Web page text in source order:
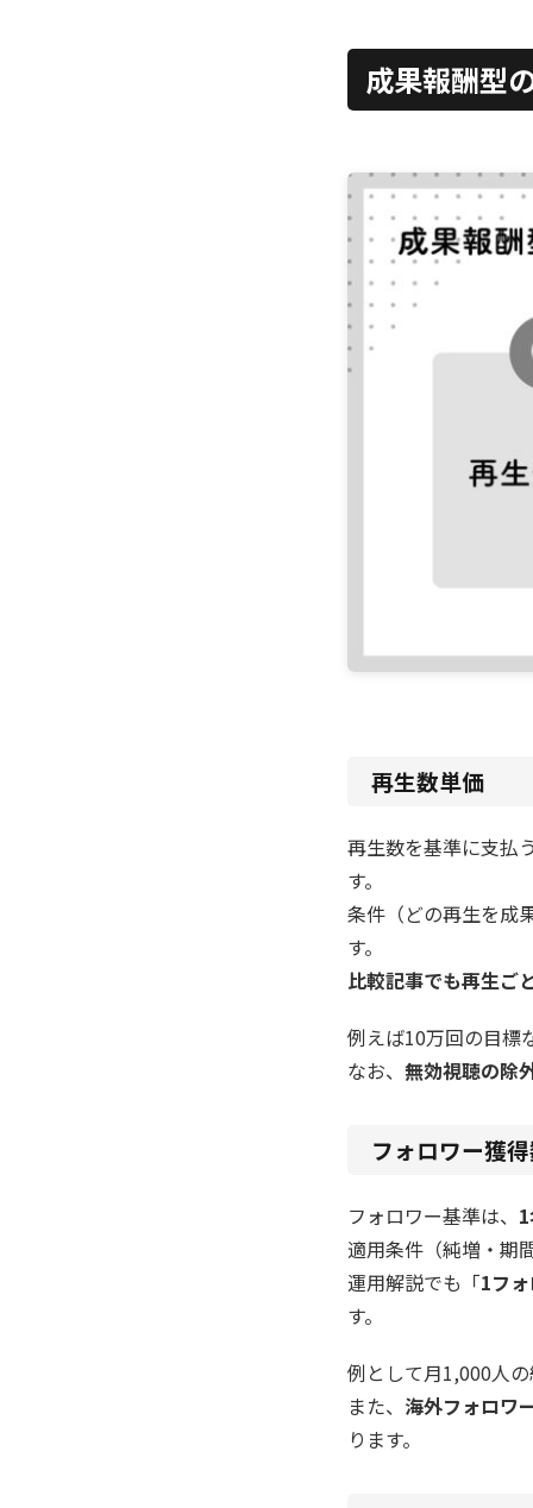
成果報酬型
再生数単価
再生数を基準に支払
す。
条件（どの再生を成
す。
比較記事でも再生ご
例えば10万回の目標
なお、 無効視聴の除
フォロワー獲
フォロワー基準は、
適用条件（純増・期
運用解説でも「1フ
す。
例として月1,000人
また、 海外フォロワ
ります。